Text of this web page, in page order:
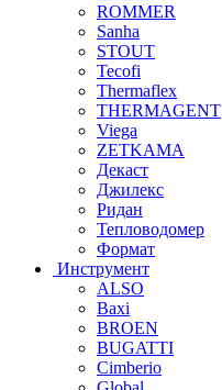
ROMMER
Sanha
STOUT
Tecofi
Thermaflex
THERMAGENT
Viega
ZETKAMA
Декаст
Джилекс
Ридан
Тепловодомер
Формат
Инструмент
ALSO
Baxi
BROEN
BUGATTI
Cimberio